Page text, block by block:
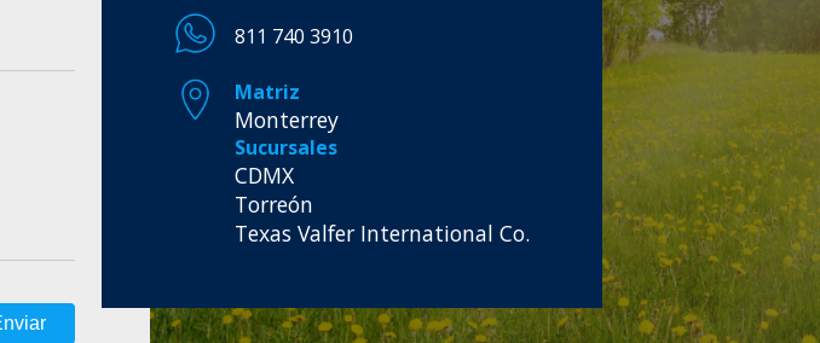
811 740 3910
Matriz
Monterrey
Sucursales
CDMX
Torreón
Texas Valfer International Co.